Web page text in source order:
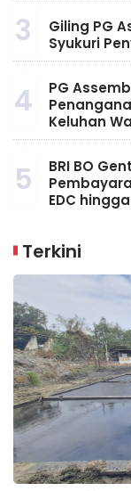
3
Giling PG
Syukuri
4
PG
Keluhan
5
BRI BO
EDC
Terkini